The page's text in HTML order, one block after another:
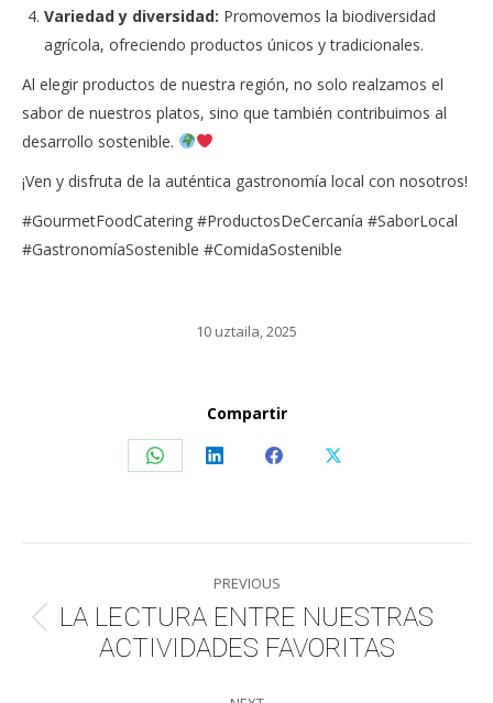
Variedad y diversidad: Promovemos la biodiversidad
agrícola, ofreciendo productos únicos y tradicionales.
Al elegir productos de nuestra región, no solo realzamos el
sabor de nuestros platos, sino que también contribuimos al
desarrollo sostenible.
¡Ven y disfruta de la auténtica gastronomía local con nosotros!
#GourmetFoodCatering #ProductosDeCercanía #SaborLocal
#GastronomíaSostenible #ComidaSostenible
10 uztaila, 2025
Compartir
Share
WhatsApp
Share
LinkedIn
Share
Facebook
Share
X
navigation
PREVIOUS
Previous
post:
LA LECTURA ENTRE NUESTRAS
ACTIVIDADES FAVORITAS